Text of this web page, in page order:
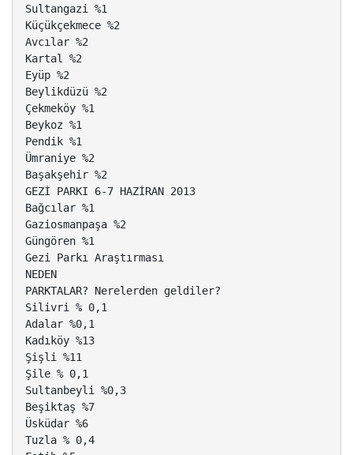
Sultangazi %1
Küçükçekmece %2
Avcılar %2
Kartal %2
Eyüp %2
Beylikdüzü %2
Çekmeköy %1
Beykoz %1
Pendik %1
Ümraniye %2
Başakşehir %2
GEZİ PARKI 6-7 HAZİRAN 2013
Bağcılar %1
Gaziosmanpaşa %2
Güngören %1
Gezi Parkı Araştırması
NEDEN
PARKTALAR? Nerelerden geldiler?
Silivri % 0,1
Adalar %0,1
Kadıköy %13
Şişli %11
Şile % 0,1
Sultanbeyli %0,3
Beşiktaş %7
Üsküdar %6
Tuzla % 0,4